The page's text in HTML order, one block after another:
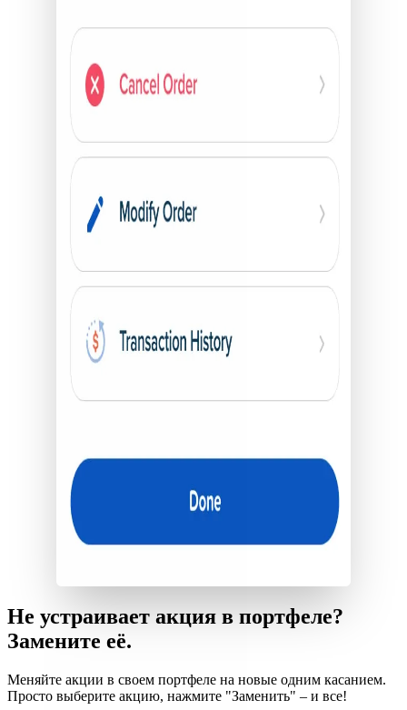
Не устраивает акция в портфеле?
Замените её.
Меняйте акции в своем портфеле на новые одним касанием.
Просто выберите акцию, нажмите "Заменить" – и все!